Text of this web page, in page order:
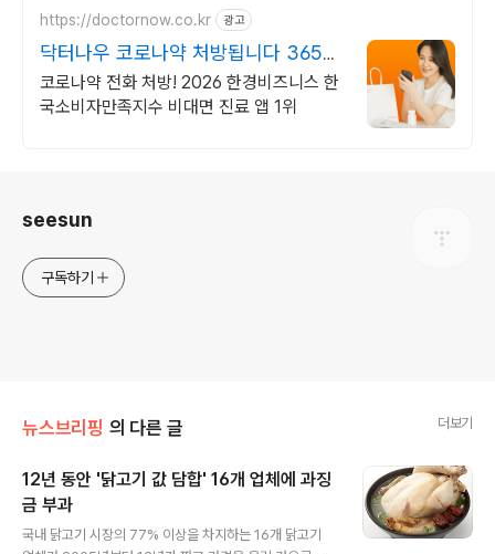
https://doctornow.co.kr 광고
닥터나우 코로나약 처방됩니다 365일
24시간 진료가능
코로나약 전화 처방! 2026 한경비즈니스 한
국소비자만족지수 비대면 진료 앱 1위
seesun
구독하기
뉴스브리핑 의 다른 글 더보기
12년 동안 '닭고기 값 담합' 16개 업체에 과징
금 부과
국내 닭고기 시장의 77% 이상을 차지하는 16개 닭고기